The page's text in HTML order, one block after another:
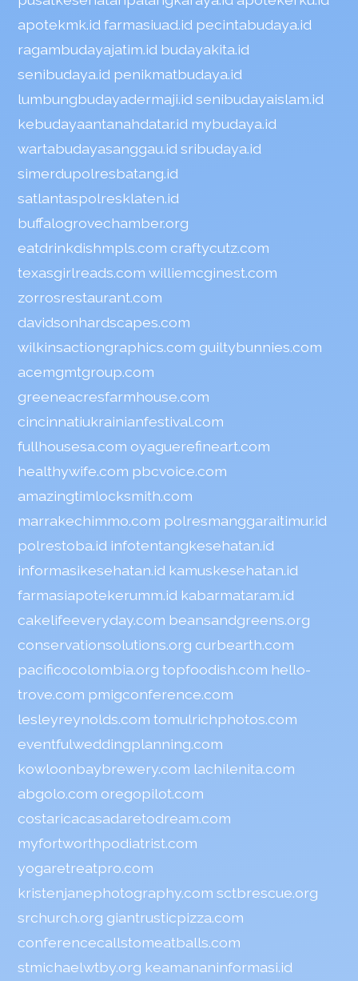
apotekmk.id farmasiuad.id pecintabudaya.id
ragambudayajatim.id budayakita.id
senibudaya.id penikmatbudaya.id
lumbungbudayadermaji.id senibudayaislam.id
kebudayaantanahdatar.id mybudaya.id
wartabudayasanggau.id sribudaya.id
simerdupolresbatang.id
satlantaspolresklaten.id
buffalogrovechamber.org
eatdrinkdishmpls.com craftycutz.com
texasgirlreads.com williemcginest.com
zorrosrestaurant.com
davidsonhardscapes.com
wilkinsactiongraphics.com guiltybunnies.com
acemgmtgroup.com
greeneacresfarmhouse.com
cincinnatiukrainianfestival.com
fullhousesa.com oyaguerefineart.com
healthywife.com pbcvoice.com
amazingtimlocksmith.com
marrakechimmo.com polresmanggaraitimur.id
polrestoba.id infotentangkesehatan.id
informasikesehatan.id kamuskesehatan.id
farmasiapotekerumm.id kabarmataram.id
cakelifeeveryday.com beansandgreens.org
conservationsolutions.org curbearth.com
pacificocolombia.org topfoodish.com hello-
trove.com pmigconference.com
lesleyreynolds.com tomulrichphotos.com
eventfulweddingplanning.com
kowloonbaybrewery.com lachilenita.com
abgolo.com oregopilot.com
costaricacasadaretodream.com
myfortworthpodiatrist.com
yogaretreatpro.com
kristenjanephotography.com sctbrescue.org
srchurch.org giantrusticpizza.com
conferencecallstomeatballs.com
stmichaelwtby.org keamananinformasi.id